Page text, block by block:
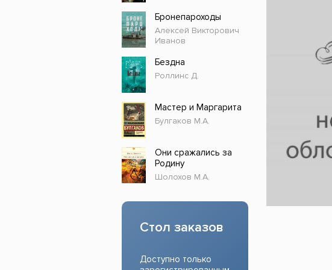
Детские книги
История
Разное
Прочие издания
Научная литература
Бронепароходы
Алексей Викторович
Иванов
Бездна
Роллинс Д.
Мастер и Маргарита
Булгаков М.А.
Они сражались за
Родину
Шолохов М.А.
Стол заказов
Доступно только